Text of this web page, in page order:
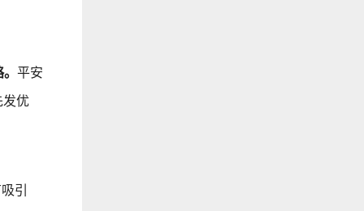
。平安
发优
引